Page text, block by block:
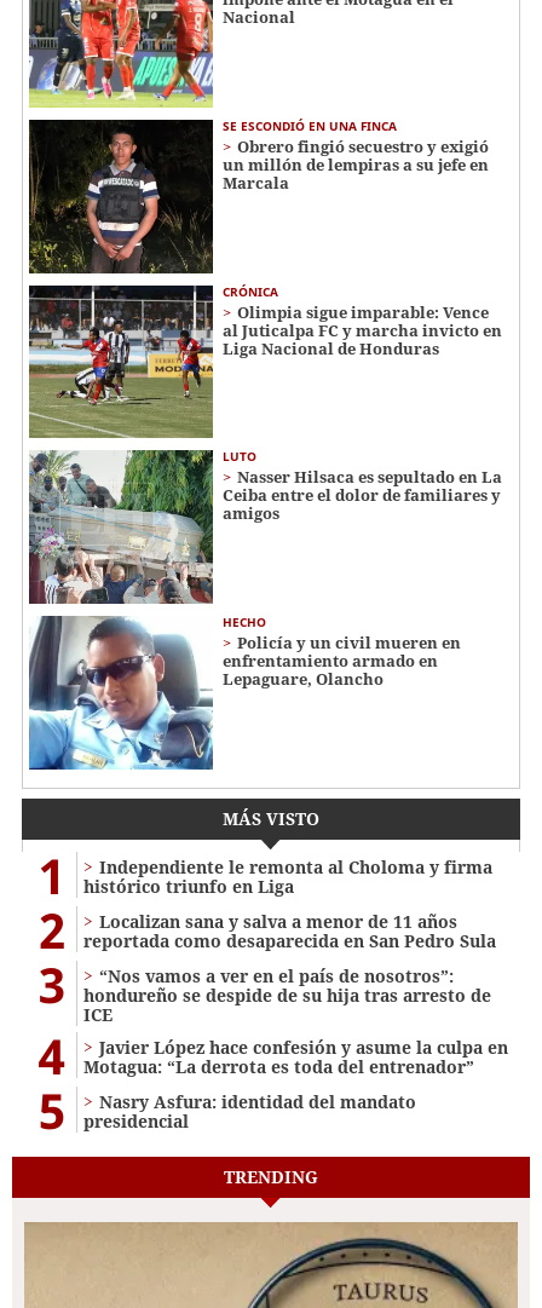
Nacional
SE ESCONDIÓ EN UNA FINCA
Obrero fingió secuestro y exigió
un millón de lempiras a su jefe en
Marcala
CRÓNICA
Olimpia sigue imparable: Vence
al Juticalpa FC y marcha invicto en
Liga Nacional de Honduras
LUTO
Nasser Hilsaca es sepultado en La
Ceiba entre el dolor de familiares y
amigos
HECHO
Policía y un civil mueren en
enfrentamiento armado en
Lepaguare, Olancho
MÁS VISTO
1
Independiente le remonta al Choloma y firma
histórico triunfo en Liga
2
Localizan sana y salva a menor de 11 años
reportada como desaparecida en San Pedro Sula
3
“Nos vamos a ver en el país de nosotros”:
hondureño se despide de su hija tras arresto de
ICE
4
Javier López hace confesión y asume la culpa en
Motagua: “La derrota es toda del entrenador”
5
Nasry Asfura: identidad del mandato
presidencial
TRENDING